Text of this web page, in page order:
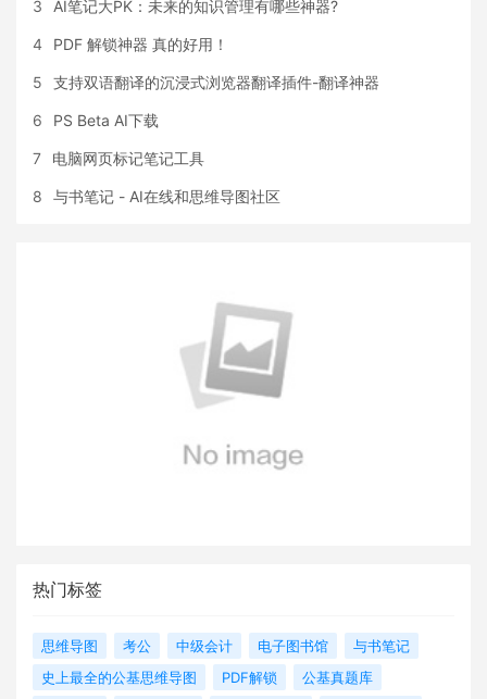
3 AI笔记大PK：未来的知识管理有哪些神器?
4 PDF 解锁神器 真的好用！
5 支持双语翻译的沉浸式浏览器翻译插件-翻译神器
6 PS Beta AI下载
7 电脑网页标记笔记工具
8 与书笔记 - AI在线和思维导图社区
热门标签
思维导图 考公 中级会计 电子图书馆
与书笔记
史上最全的公基思维导图
PDF解锁
公基真题库